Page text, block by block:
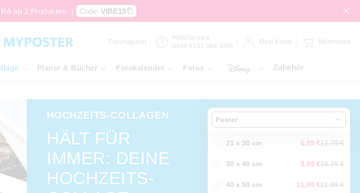
ab 2 Produkten. | Code: VIBE10
Fotomagazin
Hilfe/Service
0049 8131 380 3008
Mein Konto Warenkorb
Planer & Bücher Fotokalender Fotos Zubehör
HOCHZEITS-COLLAGEN
HÄLT FÜR
IMMER: DEINE
HOCHZEITS-
Poster
21 x 30 cm 6,99 €12,79 €
30 x 40 cm 9,99 €18,29 €
40 x 50 cm 11,99 €21,99 €